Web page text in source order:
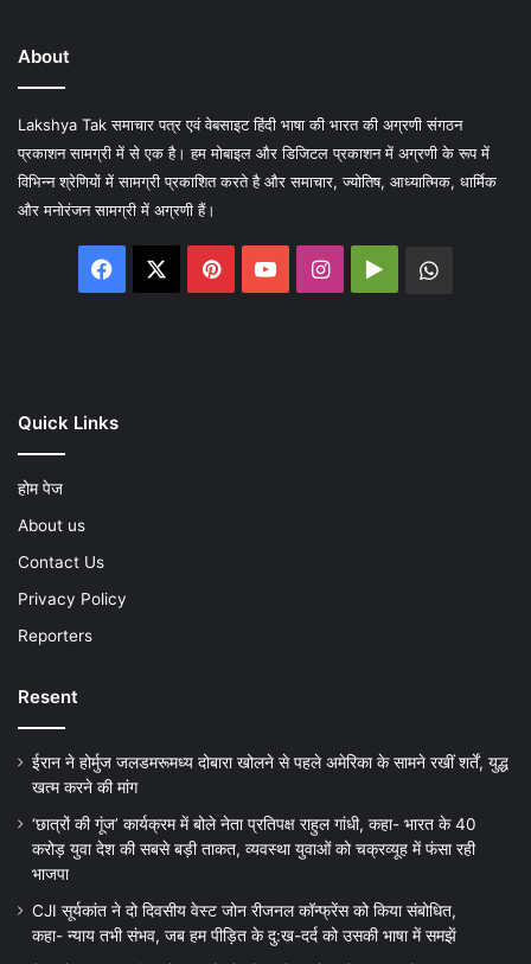
About
Lakshya Tak समाचार पत्र एवं वेबसाइट हिंदी भाषा की भारत की अग्रणी संगठन
प्रकाशन सामग्री में से एक है। हम मोबाइल और डिजिटल प्रकाशन में अग्रणी के रूप में
विभिन्न श्रेणियों में सामग्री प्रकाशित करते है और समाचार, ज्योतिष, आध्यात्मिक, धार्मिक
और मनोरंजन सामग्री में अग्रणी हैं।
Facebook PinterestYouTubeInstagram
Google
Quick Links
होम पेज
About us
Contact Us
Privacy Policy
Reporters
Resent
ईरान ने होर्मुज जलडमरूमध्य दोबारा खोलने से पहले अमेरिका के सामने रखीं शर्तें, युद्ध
खत्म करने की मांग
‘छात्रों की गूंज’ कार्यक्रम में बोले नेता प्रतिपक्ष राहुल गांधी, कहा- भारत के 40
करोड़ युवा देश की सबसे बड़ी ताकत, व्यवस्था युवाओं को चक्रव्यूह में फंसा रही
भाजपा
CJI सूर्यकांत ने दो दिवसीय वेस्ट जोन रीजनल कॉन्फ्रेंस को किया संबोधित,
कहा- न्याय तभी संभव, जब हम पीड़ित के दु:ख-दर्द को उसकी भाषा में समझें